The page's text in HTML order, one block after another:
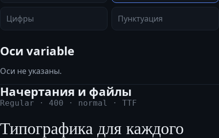
Цифры Пунктуация
Оси variable
Оси не указаны.
Начертания и файлы
Regular · 400 · normal · TTF
Типографика для каждого